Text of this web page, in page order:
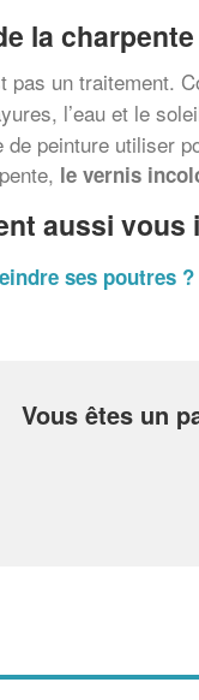
la
pas un traitement.
l’eau et le
peinture utiliser
le vernis
aussi vous
ses poutres ?
Vous êtes un